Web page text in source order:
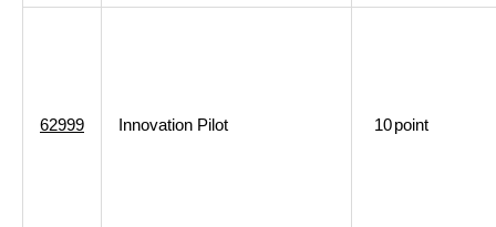
62999 Innovation Pilot 10point